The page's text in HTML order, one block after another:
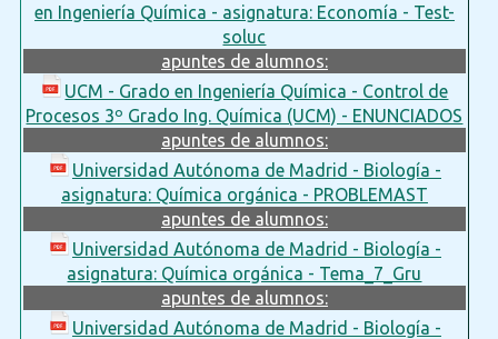
en Ingeniería Química - asignatura: Economía - Test-
soluc
apuntes de alumnos:
UCM - Grado en Ingeniería Química - Control de
Procesos 3º Grado Ing. Química (UCM) - ENUNCIADOS
apuntes de alumnos:
Universidad Autónoma de Madrid - Biología -
asignatura: Química orgánica - PROBLEMAST
apuntes de alumnos:
Universidad Autónoma de Madrid - Biología -
asignatura: Química orgánica - Tema_7_Gru
apuntes de alumnos:
Universidad Autónoma de Madrid - Biología -